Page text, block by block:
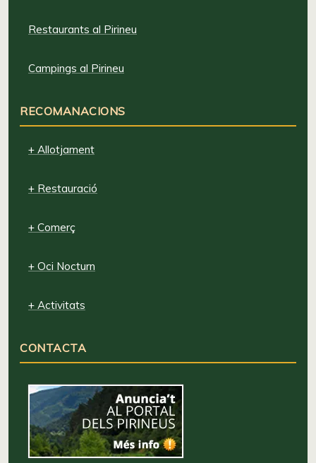
Restaurants al Pirineu
Campings al Pirineu
RECOMANACIONS
+ Allotjament
+ Restauració
+ Comerç
+ Oci Nocturn
+ Activitats
CONTACTA